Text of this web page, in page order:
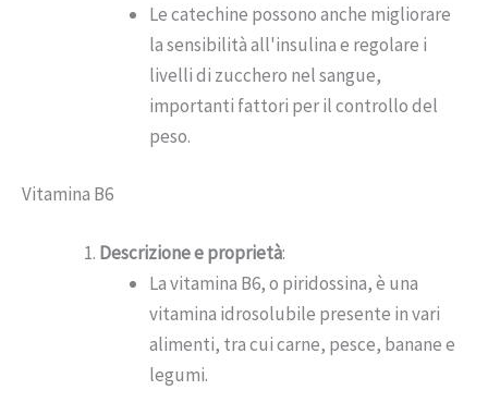
Le catechine possono anche migliorare
la sensibilità all'insulina e regolare i
livelli di zucchero nel sangue,
importanti fattori per il controllo del
peso.
Vitamina B6
Descrizione e proprietà:
La vitamina B6, o piridossina, è una
vitamina idrosolubile presente in vari
alimenti, tra cui carne, pesce, banane e
legumi.